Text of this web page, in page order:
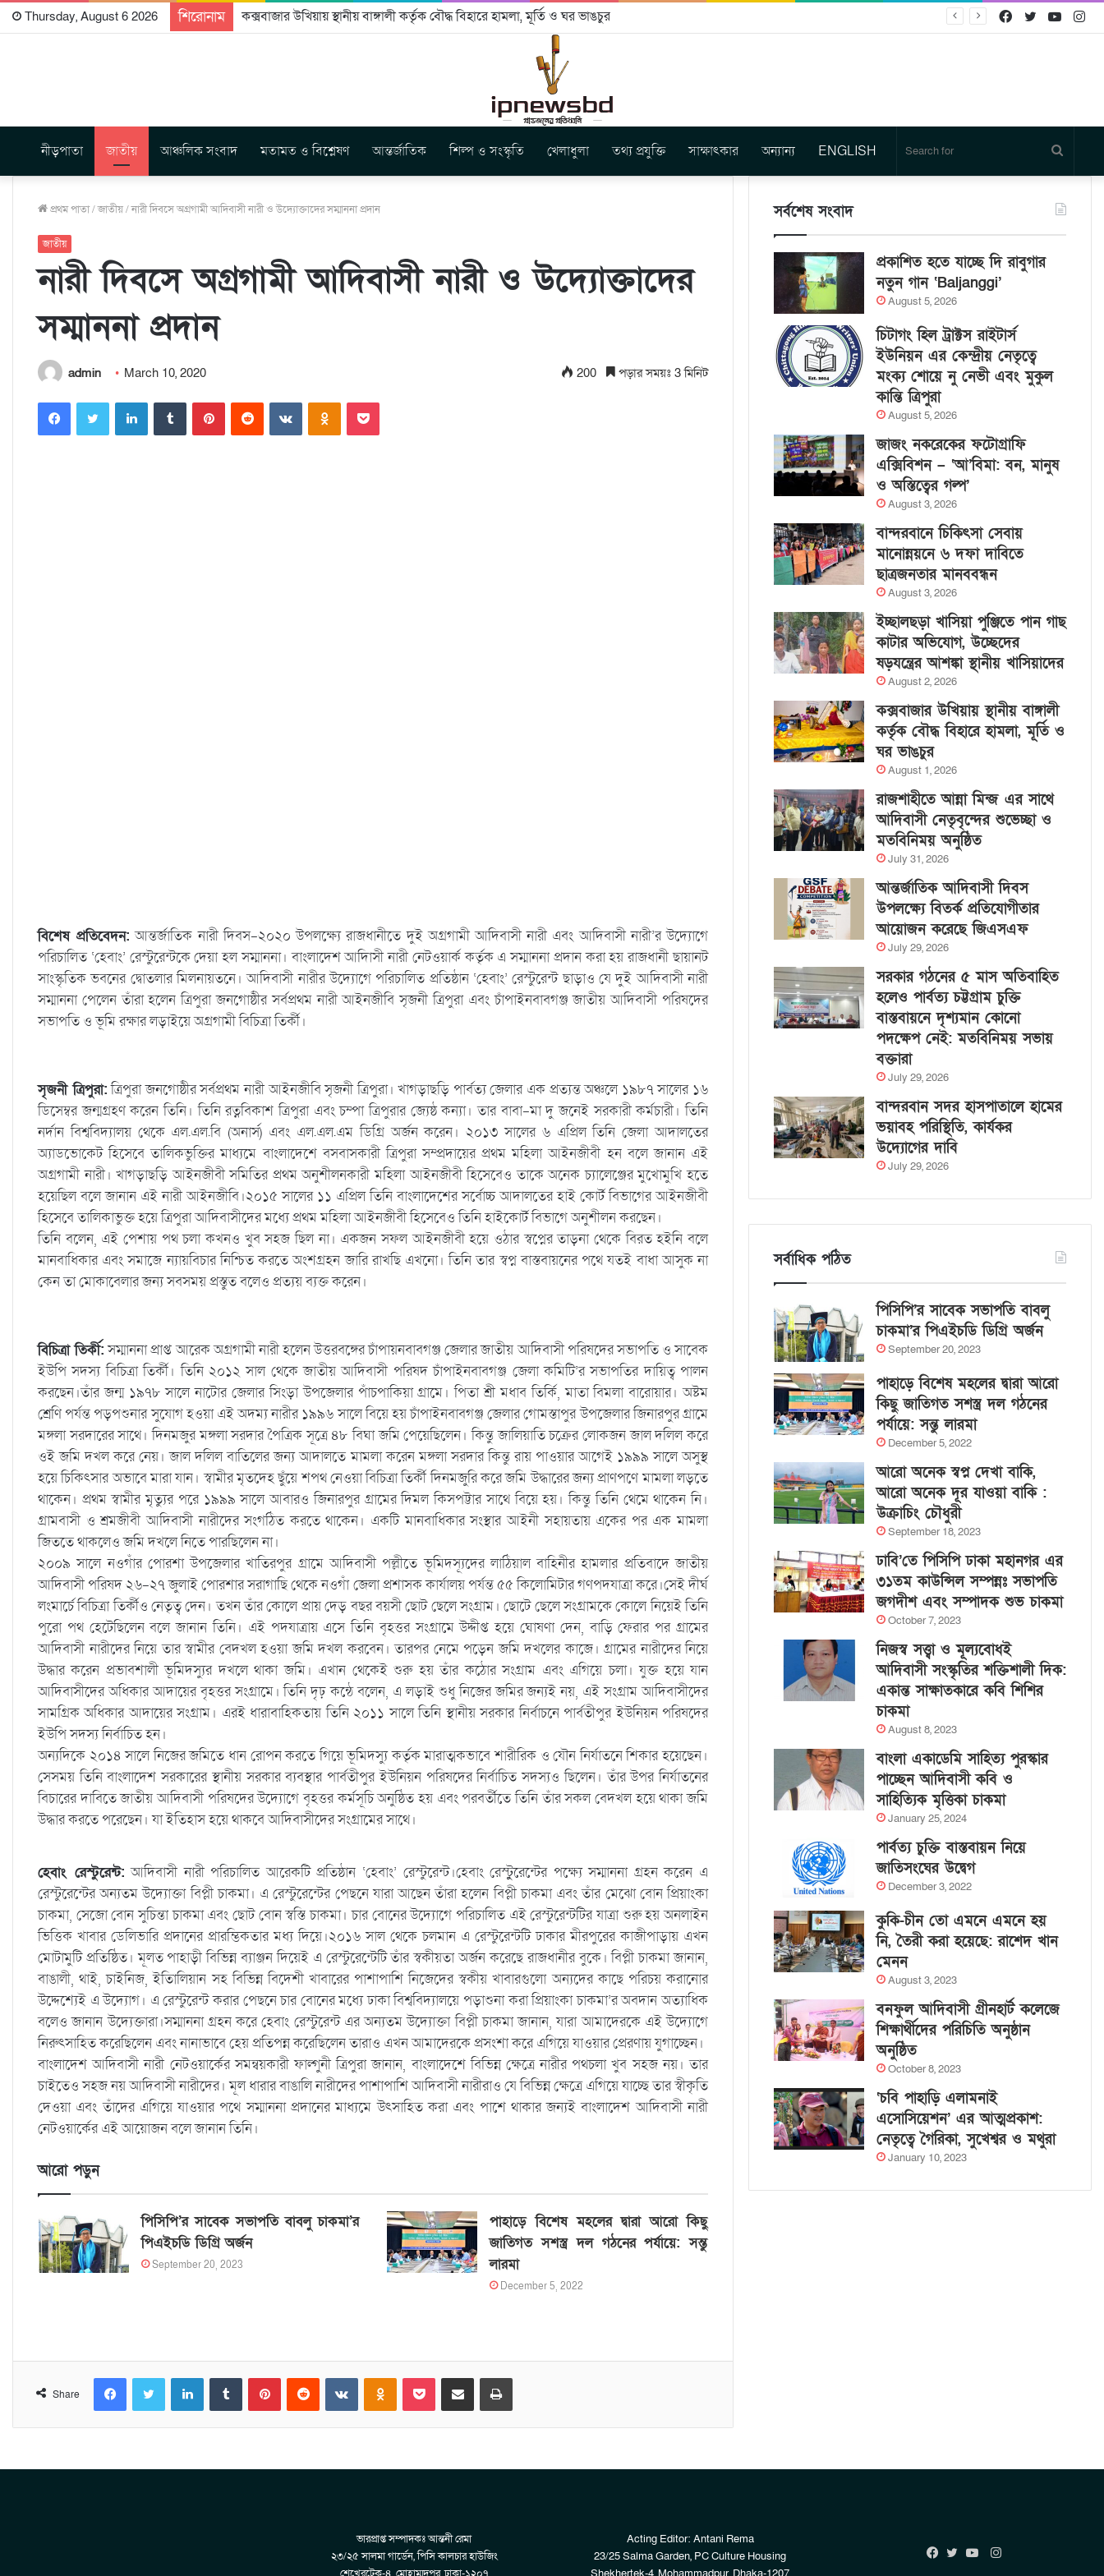
Thursday, August 6 2026 শিরোনাম কক্সবাজার উখিয়ায় স্থানীয় বাঙ্গালী কর্তৃক বৌদ্ধ বিহারে হামলা, মূর্তি ও ঘর ভাঙচুর Twitter
Facebook
নীড়পাতা জাতীয় আঞ্চলিক সংবাদ মতামত ও বিশ্লেষণ আন্তর্জাতিক শিল্প ও সংস্কৃতি খেলাধুলা তথ্য প্রযুক্তি সাক্ষাৎকার অন্যান্য ENGLISH
for
প্রথম পাতা/জাতীয়/নারী দিবসে অগ্রগামী আদিবাসী নারী ও উদ্যোক্তাদের সম্মাননা প্রদান
জাতীয়
নারী দিবসে অগ্রগামী আদিবাসী নারী ও উদ্যোক্তাদের
সম্মাননা প্রদান
admin March 10, 2020 200 পড়ার সময়ঃ 3 মিনিট
বিশেষ প্রতিবেদন: আন্তর্জাতিক নারী দিবস-২০২০ উপলক্ষ্যে রাজধানীতে দুই অগ্রগামী আদিবাসী নারী এবং আদিবাসী নারী’র উদ্যোগে
পরিচালিত ‘হেবাং’ রেস্টুরেন্টকে দেয়া হল সম্মাননা। বাংলাদেশ আদিাসী নারী নেটওয়ার্ক কর্তৃক এ সম্মাননা প্রদান করা হয় রাজধানী ছায়ানট
সাংস্কৃতিক ভবনের দ্বোতলার মিলনায়তনে। আদিবাসী নারীর উদ্যোগে পরিচালিত প্রতিষ্ঠান ‘হেবাং’ রেস্টুরেন্ট ছাড়াও যে দুই আদিবাসী নারী
সম্মাননা পেলেন তাঁরা হলেন ত্রিপুরা জনগোষ্ঠীর সর্বপ্রথম নারী আইনজীবি সৃজনী ত্রিপুরা এবং চাঁপাইনবাবগঞ্জ জাতীয় আদিবাসী পরিষদের
সভাপতি ও ভূমি রক্ষার লড়াইয়ে অগ্রগামী বিচিত্রা তির্কী।
সৃজনী ত্রিপুরা:ত্রিপুরা জনগোষ্ঠীর সর্বপ্রথম নারী আইনজীবি সৃজনী ত্রিপুরা। খাগড়াছড়ি পার্বত্য জেলার এক প্রত্যন্ত অঞ্চলে ১৯৮৭ সালের ১৬
ডিসেম্বর জন্মগ্রহণ করেন তিনি। তিনি রত্নবিকাশ ত্রিপুরা এবং চম্পা ত্রিপুরার জ্যেষ্ঠ কন্যা। তার বাবা-মা দু জনেই সরকারী কর্মচারী। তিনি
নর্দান বিশ্ববিদ্যালয় থেকে এল.এল.বি (অনার্স) এবং এল.এল.এম ডিগ্রি অর্জন করেন। ২০১৩ সালের ৬ এপ্রিল তিনি জেলা আদালতের
অ্যাডভোকেট হিসেবে তালিকভুক্তির মাধ্যমে বাংলাদেশে বসবাসকারী ত্রিপুরা সম্প্রদায়ের প্রথম মহিলা আইনজীবী হন বলে জানান এই
অগ্রগামী নারী। খাগড়াছড়ি আইনজীবী সমিতির প্রথম অনুশীলনকারী মহিলা আইনজীবী হিসেবেও তাকে অনেক চ্যালেঞ্জের মুখোমুখি হতে
হয়েছিল বলে জানান এই নারী আইনজীবি।২০১৫ সালের ১১ এপ্রিল তিনি বাংলাদেশের সর্বোচ্চ আদালতের হাই কোর্ট বিভাগের আইনজীবী
হিসেবে তালিকাভুক্ত হয়ে ত্রিপুরা আদিবাসীদের মধ্যে প্রথম মহিলা আইনজীবী হিসেবেও তিনি হাইকোর্ট বিভাগে অনুশীলন করছেন।
তিনি বলেন, এই পেশায় পথ চলা কখনও খুব সহজ ছিল না। একজন সফল আইনজীবী হয়ে ওঠার স্বপ্নের তাড়না থেকে বিরত হইনি বলে
মানবাধিকার এবং সমাজে ন্যায়বিচার নিশ্চিত করতে অংশগ্রহন জারি রাখছি এখনো। তিনি তার স্বপ্ন বাস্তবায়নের পথে যতই বাধা আসুক না
কেন তা মোকাবেলার জন্য সবসময় প্রস্তুত বলেও প্রত্যয় ব্যক্ত করেন।
বিচিত্রা তির্কী:সম্মাননা প্রাপ্ত আরেক অগ্রগামী নারী হলেন উত্তরবঙ্গের চাঁপায়নবাবগঞ্জ জেলার জাতীয় আদিবাসী পরিষদের সভাপতি ও সাবেক
ইউপি সদস্য বিচিত্রা তির্কী। তিনি ২০১২ সাল থেকে জাতীয় আদিবাসী পরিষদ চাঁপাইনবাবগঞ্জ জেলা কমিটি’র সভাপতির দায়িত্ব পালন
করছেন।তাঁর জন্ম ১৯৭৮ সালে নাটোর জেলার সিংড়া উপজেলার পাঁচপাকিয়া গ্রামে। পিতা শ্রী মধাব তির্কি, মাতা বিমলা বারোয়ার। অষ্টম
শ্রেণি পর্যন্ত পড়পশুনার সুযোগ হওয়া এই অদম্য নারীর ১৯৯৬ সালে বিয়ে হয় চাঁপাইনবাবগঞ্জ জেলার গোমস্তাপুর উপজেলার জিনারপুর গ্রামে
মঙ্গলা সরদারের সাথে। দিনমজুর মঙ্গলা সরদার পৈত্রিক সূত্রে ৪৮ বিঘা জমি পেয়েছিলেন। কিন্তু জালিয়াতি চক্রের লোকজন জাল দলিল করে
ওই জমি দখল করে নেয়। জাল দলিল বাতিলের জন্য আদালতে মামলা করেন মঙ্গলা সরদার কিন্তু রায় পাওয়ার আগেই ১৯৯৯ সালে অসুস্থ
হয়ে চিকিৎসার অভাবে মারা যান। স্বামীর মৃতদেহ ছুঁয়ে শপথ নেওয়া বিচিত্রা তির্কী দিনমজুরি করে জমি উদ্ধারের জন্য প্রাণপণে মামলা লড়তে
থাকেন। প্রথম স্বামীর মৃত্যুর পরে ১৯৯৯ সালে আবারও জিনারপুর গ্রামের দিমল কিসপট্টার সাথে বিয়ে হয়। কিন্তু তিনি থেমে থাকেন নি।
গ্রামবাসী ও শ্রমজীবী আদিবাসী নারীদের সংগঠিত করতে থাকেন। একটি মানবাধিকার সংস্থার আইনী সহায়তায় একের পর এক মামলা
জিততে থাকলেও জমি দখলে নিতে পারছিলেন না।
২০০৯ সালে নওগাঁর পোরশা উপজেলার খাতিরপুর গ্রামে আদিবাসী পল্লীতে ভূমিদস্যূদের লাঠিয়াল বাহিনীর হামলার প্রতিবাদে জাতীয়
আদিবাসী পরিষদ ২৬-২৭ জুলাই পোরশার সরাগাছি থেকে নওগাঁ জেলা প্রশাসক কার্যালয় পর্যন্ত ৫৫ কিলোমিটার গণপদযাত্রা করে।সেই দীর্ঘ
লংমার্চে বিচিত্রা তির্কীও নেতৃত্ব দেন। তখন তাঁর কোলে প্রায় দেড় বছর বয়সী ছোট ছেলে সংগ্রাম। ছোটে ছেলে সংগ্রামকে কোলে নিয়েই তিনি
পুরো পথ হেটেছিলেন বলে জানান তিনি। এই পদযাত্রায় এসে তিনি বৃহত্তর সংগ্রামে উদ্দীপ্ত হয়ে ঘোষণা দেন, বাড়ি ফেরার পর গ্রামের
আদিবাসী নারীদের নিয়ে তার স্বামীর বেদখল হওয়া জমি দখল করবেন। তারপর নেমে পড়েন জমি দখলের কাজে। গ্রামের নারীদের নিয়ে
উদ্ধার করেন প্রভাবশালী ভূমিদস্যুর দখলে থাকা জমি। এখান থেকেই শুরু হয় তাঁর কঠোর সংগ্রাম এবং এগিয়ে চলা। যুক্ত হয়ে যান
আদিবাসীদের অধিকার আদায়ের বৃহত্তর সংগ্রামে। তিনি দৃঢ় কন্ঠে বলেন, এ লড়াই শুধু নিজের জমির জন্যই নয়, এই সংগ্রাম আদিবাসীদের
সামগ্রিক অধিকার আদায়ের সংগ্রাম। এরই ধারাবাহিকতায় তিনি ২০১১ সালে তিনি স্থানীয় সরকার নির্বাচনে পার্বতীপুর ইউনিয়ন পরিষদের
ইউপি সদস্য নির্বাচিত হন।
অন্যদিকে ২০১৪ সালে নিজের জমিতে ধান রোপন করতে গিয়ে ভূমিদস্যু কর্তৃক মারাত্মকভাবে শারীরিক ও যৌন নির্যাতনে শিকার হয়েছেন।
সেসময় তিনি বাংলাদেশ সরকারের স্থানীয় সরকার ব্যবস্থার পার্বতীপুর ইউনিয়ন পরিষদের নির্বাচিত সদস্যও ছিলেন। তাঁর উপর নির্যাতনের
বিচারের দাবিতে জাতীয় আদিবাসী পরিষদের উদ্যোগে বৃহত্তর কর্মসূচি অনুষ্ঠিত হয় এবং পরবর্তীতে তিনি তাঁর সকল বেদখল হয়ে থাকা জমি
উদ্ধার করতে পরেছেন। যা ইতিহাস হয়ে থাকবে আদিবাসীদের সংগ্রামের সাথে।
হেবাং রেস্টুরেন্ট: আদিবাসী নারী পরিচালিত আরেকটি প্রতিষ্ঠান ‘হেবাং’ রেস্টুরেন্ট।হেবাং রেস্টুুরেন্টের পক্ষ্যে সম্মাননা গ্রহন করেন এ
রেস্টুরেন্টের অন্যতম উদ্যোক্তা বিপ্লী চাকমা। এ রেস্টুরেন্টের পেছনে যারা আছেন তাঁরা হলেন বিপ্লী চাকমা এবং তাঁর মেঝো বোন প্রিয়াংকা
চাকমা, সেজো বোন সুচিন্তা চাকমা এবং ছোট বোন স্বস্তি চাকমা। চার বোনের উদ্যোগে পরিচালিত এই রেস্টুরেন্টটির যাত্রা শুরু হয় অনলাইন
ভিত্তিক খাবার ডেলিভারি প্রদানের প্রারম্ভিকতার মধ্য দিয়ে।২০১৬ সাল থেকে চলমান এ রেস্টুরেন্টটি ঢাকার মীরপুরের কাজীপাড়ায় এখন
মোটামুটি প্রতিষ্ঠিত। মূলত পাহাড়ী বিভিন্ন ব্যাঞ্জন দিয়েই এ রেস্টুরেন্টেটি তাঁর স্বকীয়তা অর্জন করেছে রাজধানীর বুকে। বিপ্লী চাকমা জানান,
বাঙালী, থাই, চাইনিজ, ইতিালিয়ান সহ বিভিন্ন বিদেশী খাবারের পাশাপাশি নিজেদের স্বকীয় খাবারগুলো অন্যদের কাছে পরিচয় করানোর
উদ্দেশ্যেই এ উদ্যোগ। এ রেস্টুরেন্ট করার পেছনে চার বোনের মধ্যে ঢাকা বিশ্ববিদ্যালয়ে পড়াশুনা করা প্রিয়াংকা চাকমা’র অবদান অত্যাধিক
বলেও জানান উদ্যেক্তারা।সম্মাননা গ্রহন করে হেবাং রেস্টুরেন্ট এর অন্যতম উদ্যোক্তা বিপ্লী চাকমা জানান, যারা আমাদেরকে এই উদ্যোগে
নিরুৎসাহিত করেছিলেন এবং নানাভাবে হেয় প্রতিপন্ন করেছিলেন তারাও এখন আমাদেরকে প্রসংশা করে এগিয়ে যাওয়ার প্রেরণায় যুগাচ্ছেন।
বাংলাদেশ আদিবাসী নারী নেটওয়ার্কের সমন্বয়কারী ফাল্গুনী ত্রিপুরা জানান, বাংলাদেশে বিভিন্ন ক্ষেত্রে নারীর পথচলা খুব সহজ নয়। তার
চাইতেও সহজ নয় আদিবাসী নারীদের। মূল ধারার বাঙালি নারীদের পাশাপাশি আদিবাসী নারীরাও যে বিভিন্ন ক্ষেত্রে এগিয়ে যাচ্ছে তার স্বীকৃতি
দেওয়া এবং তাঁদের এগিয়ে যাওয়ার পথে সম্মাননা প্রদানের মাধ্যমে উৎসাহিত করা এবং পাশে থাকার জন্যই বাংলাদেশ আদিবাসী নারী
নেটওয়ার্কের এই আয়োজন বলে জানান তিনি।
আরো পড়ুন
পিসিপি’র সাবেক সভাপতি বাবলু চাকমা’র
পিএইচডি ডিগ্রি অর্জন
September 20, 2023
পাহাড়ে বিশেষ মহলের দ্বারা আরো কিছু
জাতিগত সশস্ত্র দল গঠনের পর্যায়ে: সন্তু
লারমা
December 5, 2022
Share
সর্বশেষ সংবাদ
প্রকাশিত হতে যাচ্ছে দি রাবুগার
নতুন গান ‘Baljanggi’
August 5, 2026
চিটাগং হিল ট্রাক্টস রাইটার্স
ইউনিয়ন এর কেন্দ্রীয় নেতৃত্বে
মংক্য শোয়ে নু নেভী এবং মুকুল
কান্তি ত্রিপুরা
August 5, 2026
জাজং নকরেকের ফটোগ্রাফি
এক্সিবিশন – ‘আ’বিমা: বন, মানুষ
ও অস্তিত্বের গল্প’
August 3, 2026
বান্দরবানে চিকিৎসা সেবায়
মানোন্নয়নে ৬ দফা দাবিতে
ছাত্রজনতার মানববন্ধন
August 3, 2026
ইচ্ছালছড়া খাসিয়া পুঞ্জিতে পান গাছ
কাটার অভিযোগ, উচ্ছেদের
ষড়যন্ত্রের আশঙ্কা স্থানীয় খাসিয়াদের
August 2, 2026
কক্সবাজার উখিয়ায় স্থানীয় বাঙ্গালী
কর্তৃক বৌদ্ধ বিহারে হামলা, মূর্তি ও
ঘর ভাঙচুর
August 1, 2026
রাজশাহীতে আন্না মিন্জ এর সাথে
আদিবাসী নেতৃবৃন্দের শুভেচ্ছা ও
মতবিনিময় অনুষ্ঠিত
July 31, 2026
আন্তর্জাতিক আদিবাসী দিবস
উপলক্ষ্যে বিতর্ক প্রতিযোগীতার
আয়োজন করেছে জিএসএফ
July 29, 2026
সরকার গঠনের ৫ মাস অতিবাহিত
হলেও পার্বত্য চট্টগ্রাম চুক্তি
বাস্তবায়নে দৃশ্যমান কোনো
পদক্ষেপ নেই: মতবিনিময় সভায়
বক্তারা
July 29, 2026
বান্দরবান সদর হাসপাতালে হামের
ভয়াবহ পরিস্থিতি, কার্যকর
উদ্যোগের দাবি
July 29, 2026
সর্বাধিক পঠিত
পিসিপি’র সাবেক সভাপতি বাবলু
চাকমা’র পিএইচডি ডিগ্রি অর্জন
September 20, 2023
পাহাড়ে বিশেষ মহলের দ্বারা আরো
কিছু জাতিগত সশস্ত্র দল গঠনের
পর্যায়ে: সন্তু লারমা
December 5, 2022
আরো অনেক স্বপ্ন দেখা বাকি,
আরো অনেক দূর যাওয়া বাকি :
উক্রাচিং চৌধুরী
September 18, 2023
ঢাবি’তে পিসিপি ঢাকা মহানগর এর
৩১তম কাউন্সিল সম্পন্নঃ সভাপতি
জগদীশ এবং সম্পাদক শুভ চাকমা
October 7, 2023
নিজস্ব সত্ত্বা ও মূল্যবোধই
আদিবাসী সংস্কৃতির শক্তিশালী দিক:
একান্ত সাক্ষাতকারে কবি শিশির
চাকমা
August 8, 2023
বাংলা একাডেমি সাহিত্য পুরস্কার
পাচ্ছেন আদিবাসী কবি ও
সাহিত্যিক মৃত্তিকা চাকমা
January 25, 2024
পার্বত্য চুক্তি বাস্তবায়ন নিয়ে
জাতিসংঘের উদ্বেগ
December 3, 2022
কুকি-চীন তো এমনে এমনে হয়
নি, তৈরী করা হয়েছে: রাশেদ খান
মেনন
August 3, 2023
বনফুল আদিবাসী গ্রীনহার্ট কলেজে
শিক্ষার্থীদের পরিচিতি অনুষ্ঠান
অনুষ্ঠিত
October 8, 2023
‘চবি পাহাড়ি এলামনাই
এসোসিয়েশন’ এর আত্মপ্রকাশ:
নেতৃত্বে গৈরিকা, সুখেশ্বর ও মথুরা
January 10, 2023
ভারপ্রাপ্ত সম্পাদকঃ আন্তনী রেমা
২৩/২৫ সালমা গার্ডেন, পিসি কালচার হাউজিং
Acting Editor: Antani Rema
23/25 Salma Garden, PC Culture Housing
Instagram